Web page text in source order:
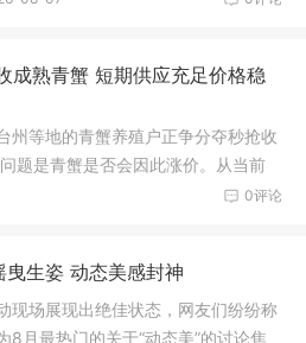
成熟青蟹 短期供应充足价格稳
州等地的青蟹养殖户正争分夺秒抢收
题是青蟹是否会因此涨价。从当前
期内青蟹价格大幅上涨的可能性不
0评论
生姿 动态美感封神
现场展现出绝佳状态，网友们纷纷称
8月最热门的关于“动态美”的讨论焦